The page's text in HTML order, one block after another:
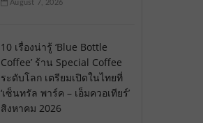
August 7, 2026
10 เรื่องน่ารู้ ‘Blue Bottle
Coffee’ ร้าน Special Coffee
ระดับโลก เตรียมเปิดในไทยที่
‘เซ็นทรัล พาร์ค – เอ็มควอเทียร์’
สิงหาคม 2026